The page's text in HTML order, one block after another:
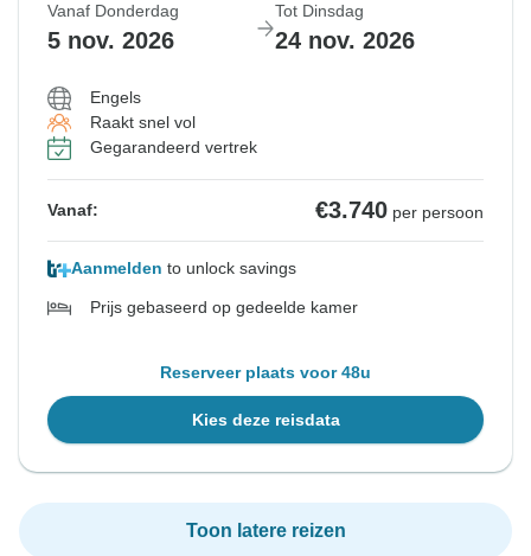
Vanaf Donderdag
5 nov. 2026
Tot Dinsdag
24 nov. 2026
Engels
Raakt snel vol
Gegarandeerd vertrek
Vanaf: €3.740 per persoon
Aanmelden to unlock savings
Prijs gebaseerd op gedeelde kamer
Reserveer plaats voor 48u
Kies deze reisdata
Toon latere reizen